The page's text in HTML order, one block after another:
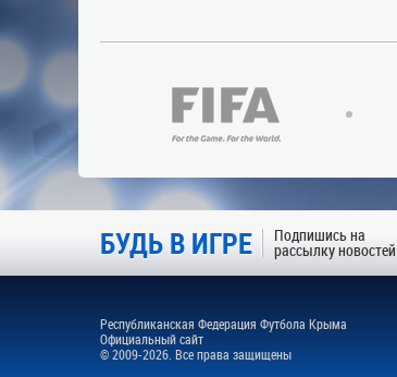
БУДЬ В ИГРЕ Подпишись на
рассылку новостей
Республиканская Федерация Футбола Крыма
Официальный сайт
© 2009-2026. Все права защищены